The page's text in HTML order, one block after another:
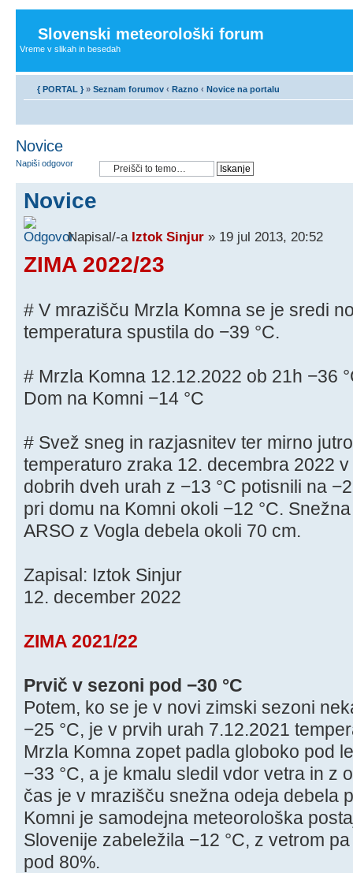
Slovenski meteorološki forum
Vreme v slikah in besedah
{ PORTAL } » Seznam forumov ‹ Razno ‹ Novice na portalu
Novice
Napiši odgovor
Novice
Napisal/-a Iztok Sinjur » 19 jul 2013, 20:52
ZIMA 2022/23
# V mrazišču Mrzla Komna se je sredi
temperatura spustila do −39 °C.
# Mrzla Komna 12.12.2022 ob 21h −36
Dom na Komni −14 °C
# Svež sneg in razjasnitev ter mirno
temperaturo zraka 12. decembra 2022
dobrih dveh urah z −13 °C potisnili na
pri domu na Komni okoli −12 °C.
ARSO z Vogla debela okoli 70 cm.
Zapisal: Iztok Sinjur
12. december 2022
ZIMA 2021/22
Prvič v sezoni pod −30 °C
Potem, ko se je v novi zimski sezoni
−25 °C, je v prvih urah 7.12.2021
Mrzla Komna zopet padla globoko pod
−33 °C, a je kmalu sledil vdor vetra in z
čas je v mrazišču snežna odeja debela
Komni je samodejna meteorološka
Slovenije zabeležila −12 °C, z vetrom
pod 80%.